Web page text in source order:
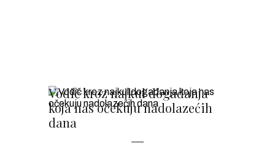
Vodič kroz najkul događanja
koja nas očekuju nadolazećih
dana